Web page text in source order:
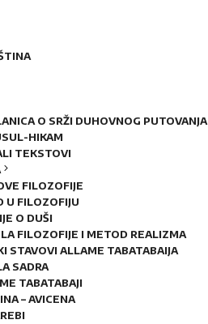
O SRŽI DUHOVNOG PUTOVANJA
HIKAM
TEKSTOVI
FILOZOFIJE
U FILOZOFIJU
O DUŠI
FILOZOFIJE I METOD REALIZMA
STAVOVI ALLAME TABATABAIJA
SADRA
TABATABAJI
– AVICENA